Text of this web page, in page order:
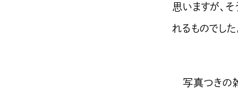
思いますが、
れるものでし
写真つきの